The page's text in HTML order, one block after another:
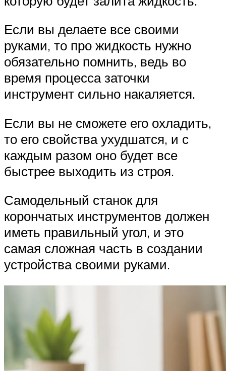
Если вы делаете все своими
руками, то про жидкость нужно
обязательно помнить, ведь во
время процесса заточки
инструмент сильно накаляется.
Если вы не сможете его охладить,
то его свойства ухудшатся, и с
каждым разом оно будет все
быстрее выходить из строя.
Самодельный станок для
корончатых инструментов должен
иметь правильный угол, и это
самая сложная часть в создании
устройства своими руками.